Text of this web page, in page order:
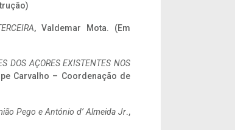
, Valdemar Mota. (Em
DOS AÇORES EXISTENTES NOS
Carvalho – Coordenação de
Pego e António d’ Almeida Jr.,